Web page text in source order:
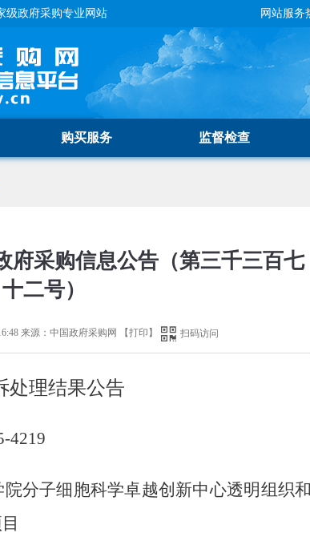
级政府采购专业网站 网站服务
购买服务 监督检查
府采购信息公告（第三千三百七
十二号）
来源： 中国政府采购网 【打印 】 扫码访问
处理结果公告
4219
院分子细胞科学卓越创新中心透明组织和